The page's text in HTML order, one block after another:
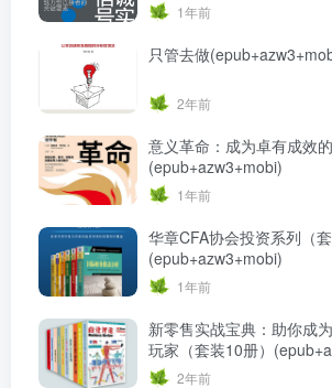
1年前
只管去做
2年前
意义革命：成为卓有成效
(epub+azw3+mobi)
1年前
华章CFA协会投资系列（套
(epub+azw3+mobi)
1年前
新零售实战宝典：助你成
玩家（套装10册）
2年前